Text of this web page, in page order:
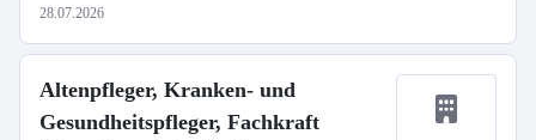
28.07.2026
Altenpfleger, Kranken- und
Gesundheitspfleger, Fachkraft